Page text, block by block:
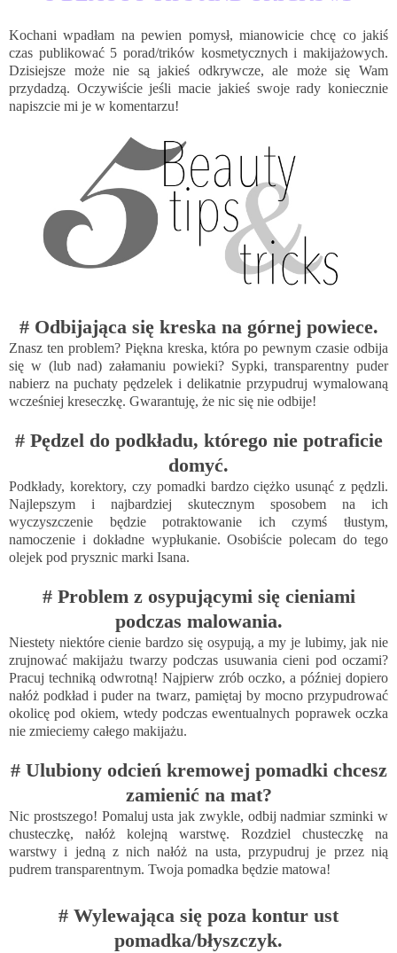
Kochani wpadłam na pewien pomysł, mianowicie chcę co jakiś
czas publikować 5 porad/trików kosmetycznych i makijażowych.
Dzisiejsze może nie są jakieś odkrywcze, ale może się Wam
przydadzą. Oczywiście jeśli macie jakieś swoje rady koniecznie
napiszcie mi je w komentarzu!
# Odbijająca się kreska na górnej powiece.
Znasz ten problem? Piękna kreska, która po pewnym czasie odbija
się w (lub nad) załamaniu powieki? Sypki, transparentny puder
nabierz na puchaty pędzelek i delikatnie przypudruj wymalowaną
wcześniej kreseczkę. Gwarantuję, że nic się nie odbije!
# Pędzel do podkładu, którego nie potraficie
domyć.
Podkłady, korektory, czy pomadki bardzo ciężko usunąć z pędzli.
Najlepszym i najbardziej skutecznym sposobem na ich
wyczyszczenie będzie potraktowanie ich czymś tłustym,
namoczenie i dokładne wypłukanie. Osobiście polecam do tego
olejek pod prysznic marki Isana.
# Problem z osypującymi się cieniami
podczas malowania.
Niestety niektóre cienie bardzo się osypują, a my je lubimy, jak nie
zrujnować makijażu twarzy podczas usuwania cieni pod oczami?
Pracuj techniką odwrotną! Najpierw zrób oczko, a później dopiero
nałóż podkład i puder na twarz, pamiętaj by mocno przypudrować
okolicę pod okiem, wtedy podczas ewentualnych poprawek oczka
nie zmieciemy całego makijażu.
# Ulubiony odcień kremowej pomadki chcesz
zamienić na mat?
Nic prostszego! Pomaluj usta jak zwykle, odbij nadmiar szminki w
chusteczkę, nałóż kolejną warstwę. Rozdziel chusteczkę na
warstwy i jedną z nich nałóż na usta, przypudruj je przez nią
pudrem transparentnym. Twoja pomadka będzie matowa!
# Wylewająca się poza kontur ust
pomadka/błyszczyk.